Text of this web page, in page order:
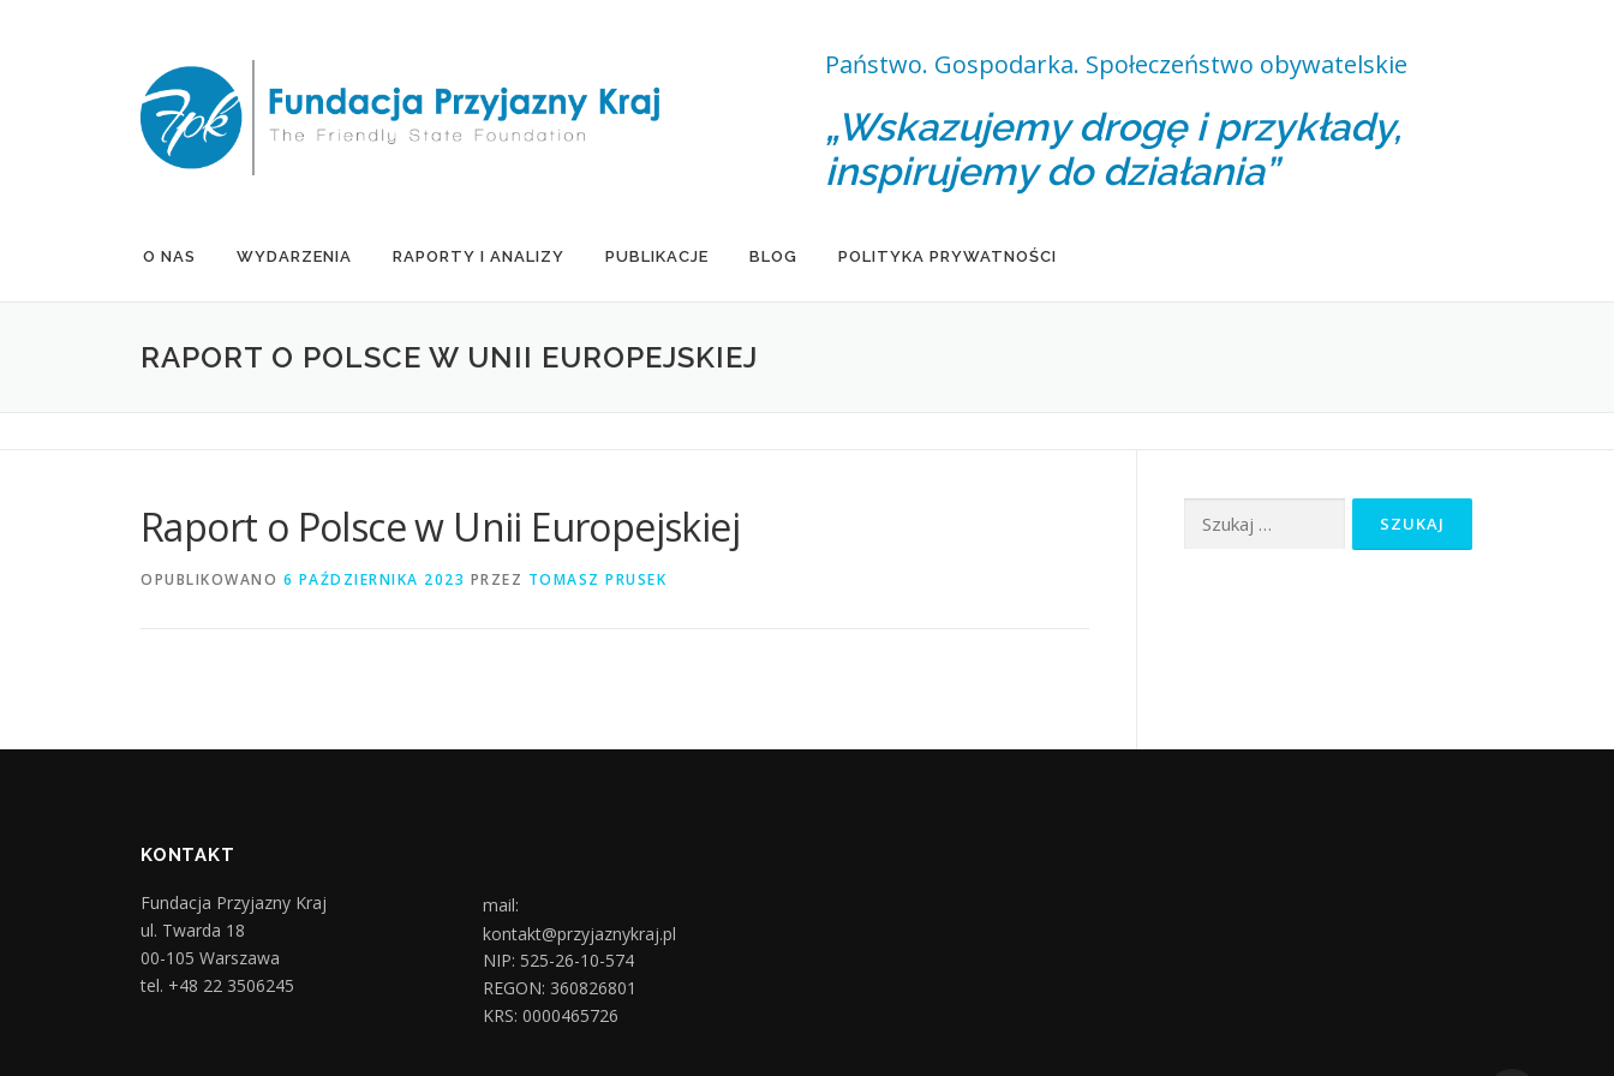
Państwo. Gospodarka. Społeczeństwo obywatelskie
„Wskazujemy drogę i przykłady,
inspirujemy do działania”
O NAS WYDARZENIA RAPORTY I ANALIZY PUBLIKACJE BLOG POLITYKA PRYWATNOŚCI
RAPORT O POLSCE W UNII EUROPEJSKIEJ
Raport o Polsce w Unii Europejskiej
OPUBLIKOWANO 6 PAŹDZIERNIKA 2023 PRZEZ TOMASZ PRUSEK
KONTAKT
Fundacja Przyjazny Kraj
ul. Twarda 18
00-105 Warszawa
tel. +48 22 3506245
mail:
kontakt@przyjaznykraj.pl
NIP: 525-26-10-574
REGON: 360826801
KRS: 0000465726